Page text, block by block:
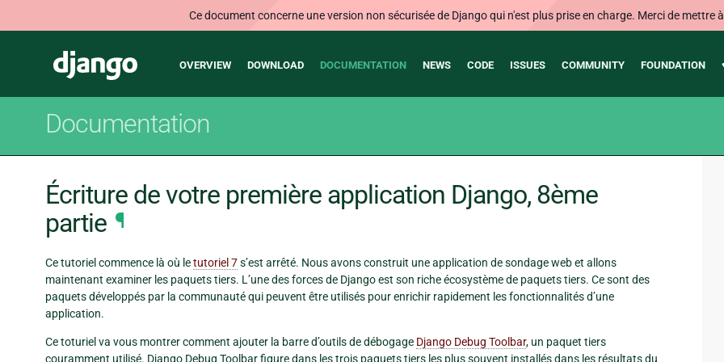
Ce document concerne une version non sécurisée de Django qui n'est plus prise en charge. Merci de mettre
Django
Main
OVERVIEW DOWNLOAD DOCUMENTATION NEWS CODE ISSUES COMMUNITY FOUNDATION
Documentation
Écriture de votre première application Django, 8ème
partie ¶
Ce tutoriel commence là où letutoriel 7s’est arrêté. Nous avons construit une application de sondage web et allons
maintenant examiner les paquets tiers. L’une des forces de Django est son riche écosystème de paquets tiers. Ce sont des
paquets développés par la communauté qui peuvent être utilisés pour enrichir rapidement les fonctionnalités d’une
application.
Ce toturiel va vous montrer comment ajouter la barre d’outils de débogage Django Debug Toolbar, un paquet tiers
couramment utilisé. Django Debug Toolbar figure dans les trois paquets tiers les plus souvent installés dans les résultats du